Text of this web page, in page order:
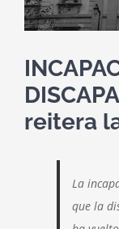
reitera
La
que la